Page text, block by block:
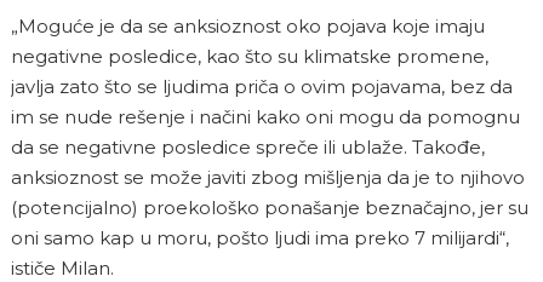
„Moguće je da se anksioznost oko pojava koje imaju
negativne posledice, kao što su klimatske promene,
javlja zato što se ljudima priča o ovim pojavama, bez da
im se nude rešenje i načini kako oni mogu da pomognu
da se negativne posledice spreče ili ublaže. Takođe,
anksioznost se može javiti zbog mišljenja da je to njihovo
(potencijalno) proekološko ponašanje beznačajno, jer su
oni samo kap u moru, pošto ljudi ima preko 7 milijardi“,
ističe Milan.